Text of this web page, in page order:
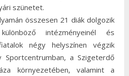
szünetet.
összesen 21 diák dolgozik
intézményeinél és
négy helyszínen végzik
Sportcentrumban, a Szigeterdő
környezetében, valamint a